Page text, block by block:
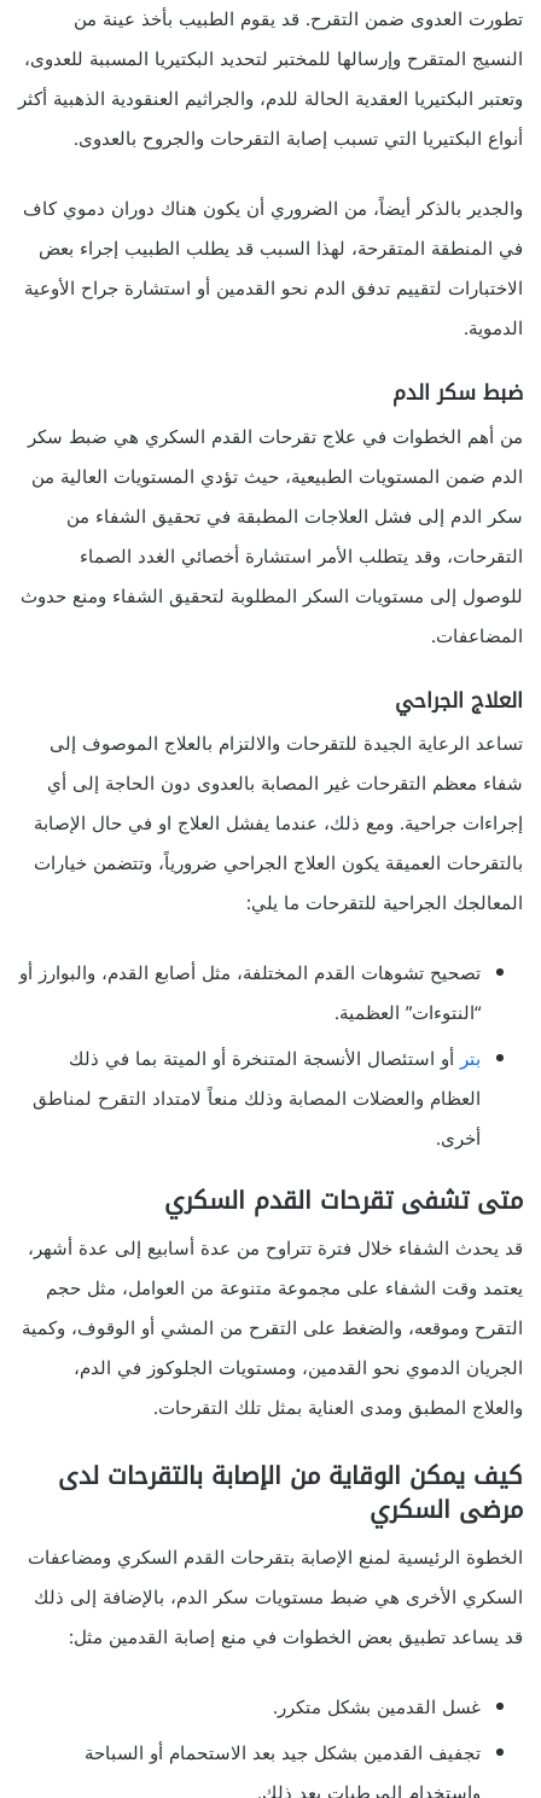
تطورت العدوى ضمن التقرح. قد يقوم الطبيب بأخذ عينة من
النسيج المتقرح وإرسالها للمختبر لتحديد البكتيريا المسببة للعدوى،
وتعتبر البكتيريا العقدية الحالة للدم، والجراثيم العنقودية الذهبية أكثر
أنواع البكتيريا التي تسبب إصابة التقرحات والجروح بالعدوى.
والجدير بالذكر أيضاً، من الضروري أن يكون هناك دوران دموي كاف
في المنطقة المتقرحة، لهذا السبب قد يطلب الطبيب إجراء بعض
الاختبارات لتقييم تدفق الدم نحو القدمين أو استشارة جراح الأوعية
الدموية.
ضبط سكر الدم
من أهم الخطوات في علاج تقرحات القدم السكري هي ضبط سكر
الدم ضمن المستويات الطبيعية، حيث تؤدي المستويات العالية من
سكر الدم إلى فشل العلاجات المطبقة في تحقيق الشفاء من
التقرحات، وقد يتطلب الأمر استشارة أخصائي الغدد الصماء
للوصول إلى مستويات السكر المطلوبة لتحقيق الشفاء ومنع حدوث
المضاعفات.
العلاج الجراحي
تساعد الرعاية الجيدة للتقرحات والالتزام بالعلاج الموصوف إلى
شفاء معظم التقرحات غير المصابة بالعدوى دون الحاجة إلى أي
إجراءات جراحية. ومع ذلك، عندما يفشل العلاج او في حال الإصابة
بالتقرحات العميقة يكون العلاج الجراحي ضرورياً، وتتضمن خيارات
المعالجك الجراحية للتقرحات ما يلي:
تصحيح تشوهات القدم المختلفة، مثل أصابع القدم، والبوارز أو
“النتوءات” العظمية.
بترأو استئصال الأنسجة المتنخرة أو الميتة بما في ذلك
العظام والعضلات المصابة وذلك منعاً لامتداد التقرح لمناطق
أخرى.
متى تشفى تقرحات القدم السكري
قد يحدث الشفاء خلال فترة تتراوح من عدة أسابيع إلى عدة أشهر،
يعتمد وقت الشفاء على مجموعة متنوعة من العوامل، مثل حجم
التقرح وموقعه، والضغط على التقرح من المشي أو الوقوف، وكمية
الجريان الدموي نحو القدمين، ومستويات الجلوكوز في الدم،
والعلاج المطبق ومدى العناية بمثل تلك التقرحات.
كيف يمكن الوقاية من الإصابة بالتقرحات لدى
مرضى السكري
الخطوة الرئيسية لمنع الإصابة بتقرحات القدم السكري ومضاعفات
السكري الأخرى هي ضبط مستويات سكر الدم، بالإضافة إلى ذلك
قد يساعد تطبيق بعض الخطوات في منع إصابة القدمين مثل:
غسل القدمين بشكل متكرر.
تجفيف القدمين بشكل جيد بعد الاستحمام أو السباحة